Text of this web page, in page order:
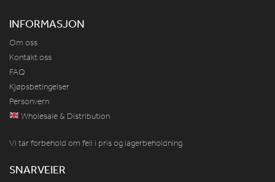
INFORMASJON
Om oss
Kontakt oss
FAQ
Kjøpsbetingelser
Personvern
Wholesale & Distribution
Vi tar forbehold om feil i pris og lagerbeholdning
SNARVEIER